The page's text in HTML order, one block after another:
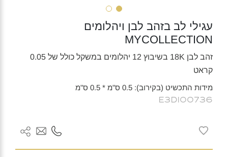
עגילי לב בזהב לבן ויהלומים
MYCOLLECTION
זהב לבן 18K בשיבוץ 12 יהלומים במשקל כולל של 0.05
קראט
מידות התכשיט (בקירוב): 0.5 ס"מ * 0.5 ס"מ
E3DI00736